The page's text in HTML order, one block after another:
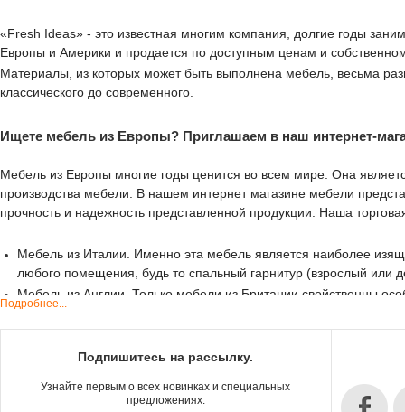
«Fresh Ideas» - это известная многим компания, долгие годы
Европы и Америки и продается по доступным ценам и
Материалы, из которых может быть выполнена мебель, весьма
классического до современного.
Ищете мебель из Европы? Приглашаем в наш интернет-
Мебель из Европы многие годы ценится во всем мире. Она
производства мебели. В нашем интернет магазине мебели
прочность и надежность представленной продукции. Наша
Мебель из Италии. Именно эта мебель является наиболее
любого помещения, будь то спальный гарнитур (взрослый или
Мебель из Англии. Только мебели из Британии свойственны
диваны, выполненные как в текстильной, так и в кожаной
Мебель из Франции. Она всегда отличается красотой и
первый взгляд детали.
технические новшества и разнообразие стилевых решений. В
Подробнее...
Подпишитесь на рассылку.
Узнайте первым о всех новинках и специальных
предложениях.